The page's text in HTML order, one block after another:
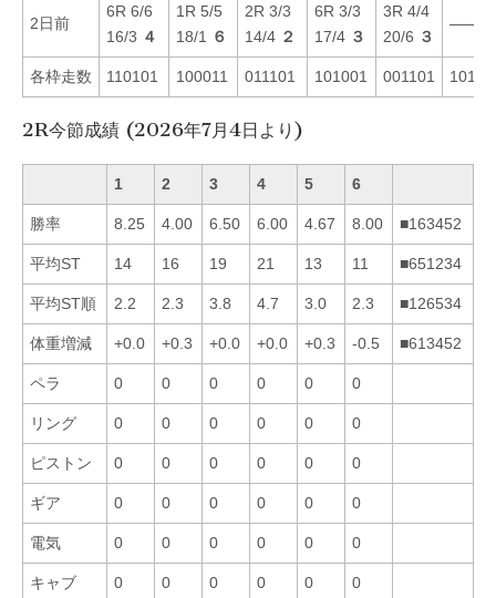
2日前
6R 6/6
16/3 ４
1R 5/5
18/1
６
2R 3/3
14/4 ２
6R 3/3
17/4 ３
3R 4/4
20/6 ３
各枠走数 110101 100011 011101 101001 001101
2R今節成績 (2026年7月4日より)
1 2 3 4 5 6
勝率 8.25 4.00 6.50 6.00 4.67 8.00 ■163452
平均ST 14 16 19 21 13 11 ■651234
平均ST順 2.2 2.3 3.8 4.7 3.0 2.3 ■126534
体重増減 +0.0 +0.3 +0.0 +0.0 +0.3 -0.5 ■613452
ペラ 0 0 0 0 0 0
リング 0 0 0 0 0 0
ピストン 0 0 0 0 0 0
ギア 0 0 0 0 0 0
電気 0 0 0 0 0 0
キャブ 0 0 0 0 0 0